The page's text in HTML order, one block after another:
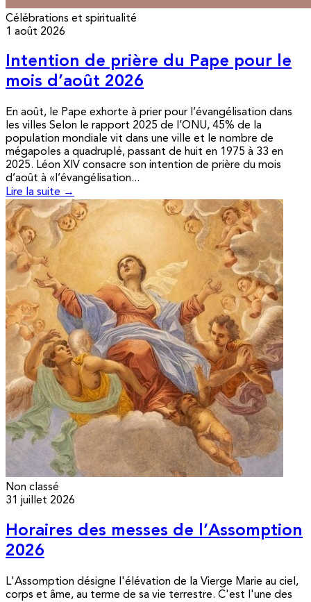
Célébrations et spiritualité
1 août 2026
Intention de prière du Pape pour le
mois d’août 2026
En août, le Pape exhorte à prier pour l’évangélisation dans
les villes Selon le rapport 2025 de l’ONU, 45% de la
population mondiale vit dans une ville et le nombre de
mégapoles a quadruplé, passant de huit en 1975 à 33 en
2025. Léon XIV consacre son intention de prière du mois
d’août à «l’évangélisation...
Lire la suite →
Non classé
31 juillet 2026
Horaires des messes de l’Assomption
2026
L'Assomption désigne l'élévation de la Vierge Marie au ciel,
corps et âme, au terme de sa vie terrestre. C'est l'une des